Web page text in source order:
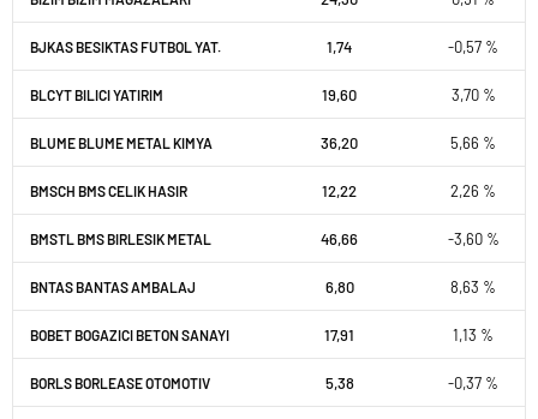
BJKAS BESIKTAS FUTBOL YAT. 1,74 -0,57 %
BLCYT BILICI YATIRIM 19,60 3,70 %
BLUME BLUME METAL KIMYA 36,20 5,66 %
BMSCH BMS CELIK HASIR 12,22 2,26 %
BMSTL BMS BIRLESIK METAL 46,66 -3,60 %
BNTAS BANTAS AMBALAJ 6,80 8,63 %
BOBET BOGAZICI BETON SANAYI 17,91 1,13 %
BORLS BORLEASE OTOMOTIV 5,38 -0,37 %